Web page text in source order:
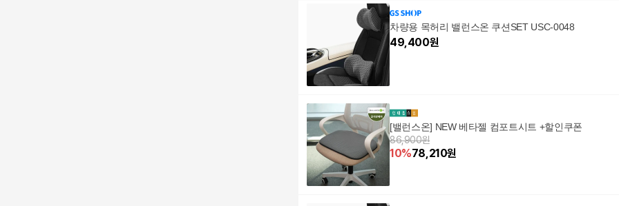
차량용 목허리 밸런스온 쿠션SET USC-0048
49,400원
[밸런스온] NEW 베타젤 컴포트시트 +할인쿠폰
86,900원
10%78,210원